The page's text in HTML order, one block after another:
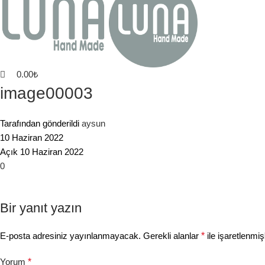
0.00₺
image00003
Tarafından gönderildi aysun
10 Haziran 2022
Açık 10 Haziran 2022
0
Bir yanıt yazın
E-posta adresiniz yayınlanmayacak. Gerekli alanlar * ile
Yorum *